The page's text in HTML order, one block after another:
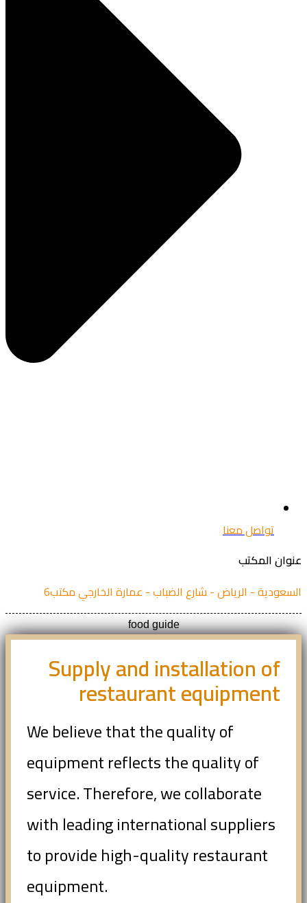
تواصل معنا
المكتب
- الرياض - شارع الضباب - عمارة الخارجي مكتب6
food guide
Supply and installation of
restaurant equipment
We believe that the quality of
equipment reflects the quality of
service. Therefore, we collaborate
with leading international suppliers
to provide high-quality restaurant
equipment.